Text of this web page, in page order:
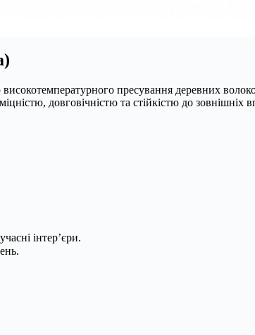
пресування деревних
довговічністю та стійкістю до зовнішніх
інтер’єри.